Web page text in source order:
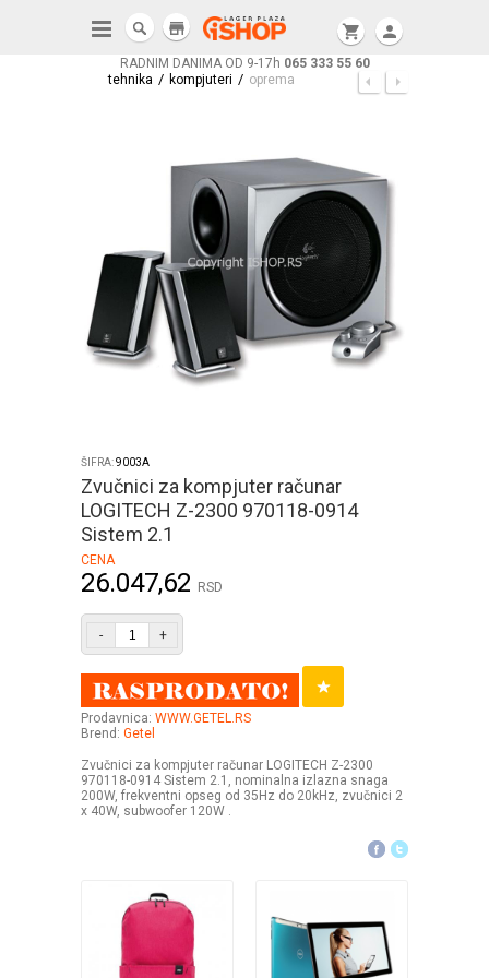
RADNIM DANIMA OD 9-17h 065 333 55 60
shopping_cart person
store
tehnika / kompjuteri / oprema
ŠIFRA:9003A
Zvučnici za kompjuter računar
LOGITECH Z-2300 970118-0914
Sistem 2.1
CENA
26.047,62 RSD
- +
Prodavnica: WWW.GETEL.RS
Brend: Getel
Zvučnici za kompjuter računar LOGITECH Z-2300
970118-0914 Sistem 2.1, nominalna izlazna snaga
200W, frekventni opseg od 35Hz do 20kHz, zvučnici 2
x 40W, subwoofer 120W .